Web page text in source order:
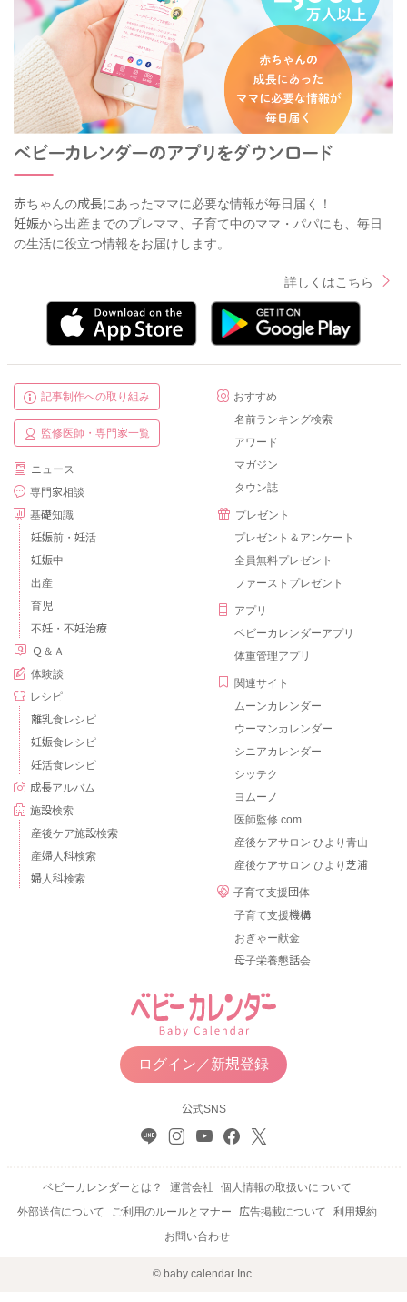
赤ちゃんの成長にあったママに必要な情報が毎日届く！
妊娠から出産までのプレママ、子育て中のママ・パパにも、毎日
の生活に役立つ情報をお届けします。
詳しくはこちら
記事制作への取り組み
監修医師・専門家一覧
ニュース
専門家相談
基礎知識
妊娠前・妊活
妊娠中
出産
育児
不妊・不妊治療
Ｑ＆Ａ
体験談
レシピ
離乳食レシピ
妊娠食レシピ
妊活食レシピ
成長アルバム
施設検索
産後ケア施設検索
産婦人科検索
婦人科検索
おすすめ
名前ランキング検索
アワード
マガジン
タウン誌
プレゼント
プレゼント＆アンケート
全員無料プレゼント
ファーストプレゼント
アプリ
ベビーカレンダーアプリ
体重管理アプリ
関連サイト
ムーンカレンダー
ウーマンカレンダー
シニアカレンダー
シッテク
ヨムーノ
医師監修.com
産後ケアサロン ひより青山
産後ケアサロン ひより芝浦
子育て支援団体
子育て支援機構
おぎゃー献金
母子栄養懇話会
ログイン／新規登録
公式SNS
ベビーカレンダーとは？ 運営会社
個人情報の取扱いについて
外部送信について
ご利用のルールとマナー 広告掲載について
利用規約
お問い合わせ
© baby calendar Inc.